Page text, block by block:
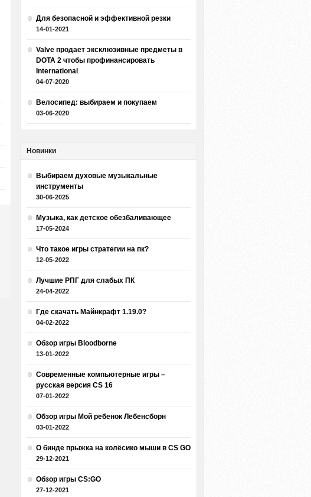
Для безопасной и эффективной резки
14-01-2021
Valve продает эксклюзивные предметы в
DOTA 2 чтобы профинансировать
International
04-07-2020
Велосипед: выбираем и покупаем
03-06-2020
Новинки
Выбираем духовые музыкальные
инструменты
30-06-2025
Музыка, как детское обезбаливающее
17-05-2024
Что такое игры стратегии на пк?
12-05-2022
Лучшие РПГ для слабых ПК
24-04-2022
Где скачать Майнкрафт 1.19.0?
04-02-2022
Обзор игры Bloodborne
13-01-2022
Современные компьютерные игры –
русская версия CS 16
07-01-2022
Обзор игры Мой ребенок Лебенсборн
03-01-2022
О бинде прыжка на колёсико мыши в CS GO
29-12-2021
Обзор игры CS:GO
27-12-2021